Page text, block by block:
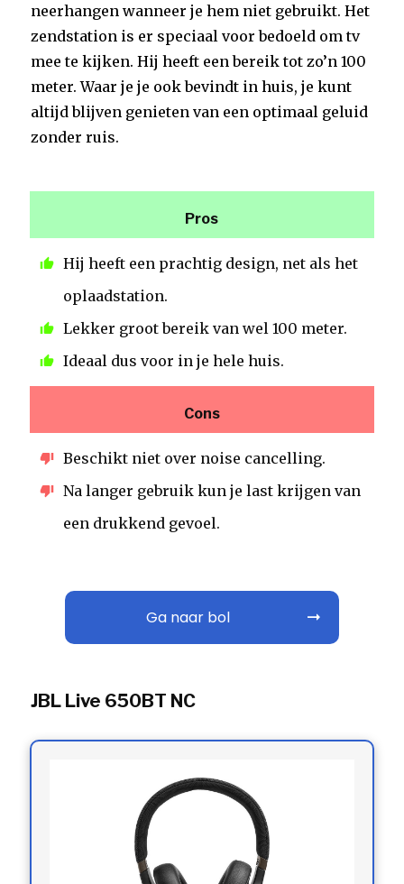
neerhangen wanneer je hem niet gebruikt. Het
zendstation is er speciaal voor bedoeld om tv
mee te kijken. Hij heeft een bereik tot zo’n 100
meter. Waar je je ook bevindt in huis, je kunt
altijd blijven genieten van een optimaal geluid
zonder ruis.
Pros
Hij heeft een prachtig design, net als het
oplaadstation.
Lekker groot bereik van wel 100 meter.
Ideaal dus voor in je hele huis.
Cons
Beschikt niet over noise cancelling.
Na langer gebruik kun je last krijgen van
een drukkend gevoel.
Ga naar bol
JBL Live 650BT NC